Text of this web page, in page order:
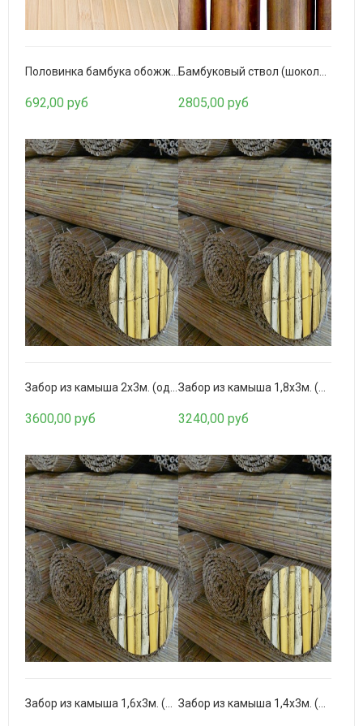
Канат манильский 8мм.
7590,00 руб
Обои Creative Collage Нью-Йорк
6150,00 руб
692,00 руб 2805,00 руб
3600,00 руб 3240,00 руб